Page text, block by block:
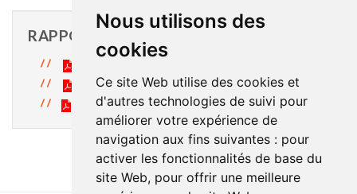
Nous utilisons des
cookies
Ce site Web utilise des cookies et
d'autres technologies de suivi pour
améliorer votre expérience de
navigation aux fins suivantes : pour
activer les fonctionnalités de base du
site Web, pour offrir une meilleure
RAPPORT D'ACTIVITÉS
Rapport d'activités 2023-2024
Rapport d'activités 2022-2023